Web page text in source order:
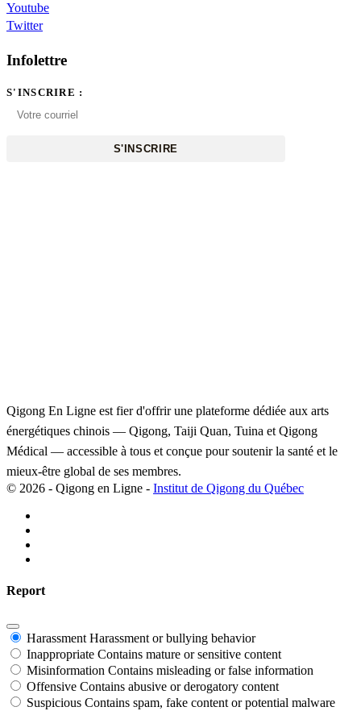
Youtube
Twitter
Infolettre
S'INSCRIRE :
S'INSCRIRE
Qigong En Ligne est fier d'offrir une plateforme dédiée aux arts
énergétiques chinois — Qigong, Taiji Quan, Tuina et Qigong
Médical — accessible à tous et conçue pour soutenir la santé et le
mieux-être global de ses membres.
© 2026 - Qigong en Ligne - Institut de Qigong du Québec
Report
Harassment Harassment or bullying behavior
Inappropriate Contains mature or sensitive content
Misinformation Contains misleading or false information
Offensive Contains abusive or derogatory content
Suspicious Contains spam, fake content or potential malware